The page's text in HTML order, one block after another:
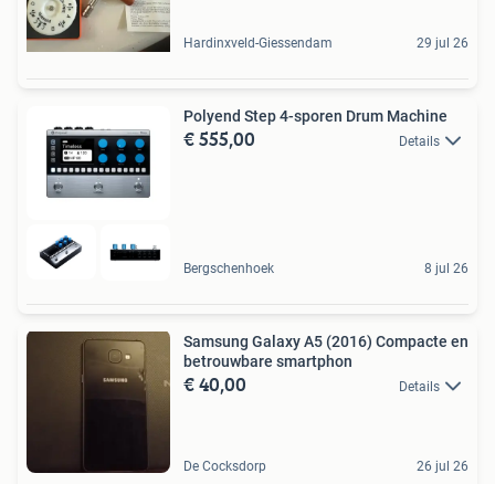
Hardinxveld-Giessendam 29 jul 26
Polyend Step 4-sporen Drum Machine
€ 555,00 Details
Bergschenhoek 8 jul 26
Samsung Galaxy A5 (2016) Compacte en
betrouwbare smartphon
€ 40,00 Details
De Cocksdorp 26 jul 26